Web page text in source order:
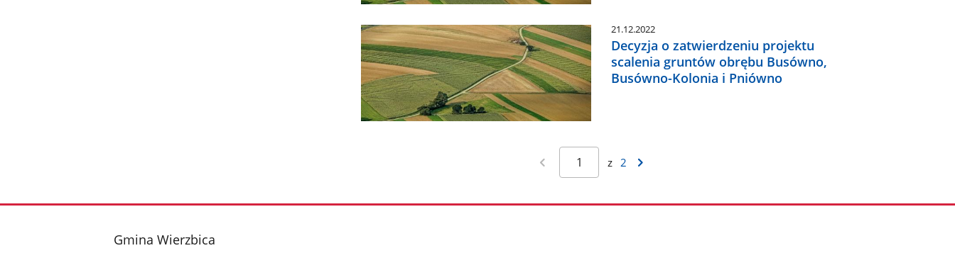
21.12.2022
Decyzja o zatwierdzeniu projektu
scalenia gruntów obrębu Busówno,
Busówno-Kolonia i Pniówno
z 2
stopka
Gmina Wierzbica